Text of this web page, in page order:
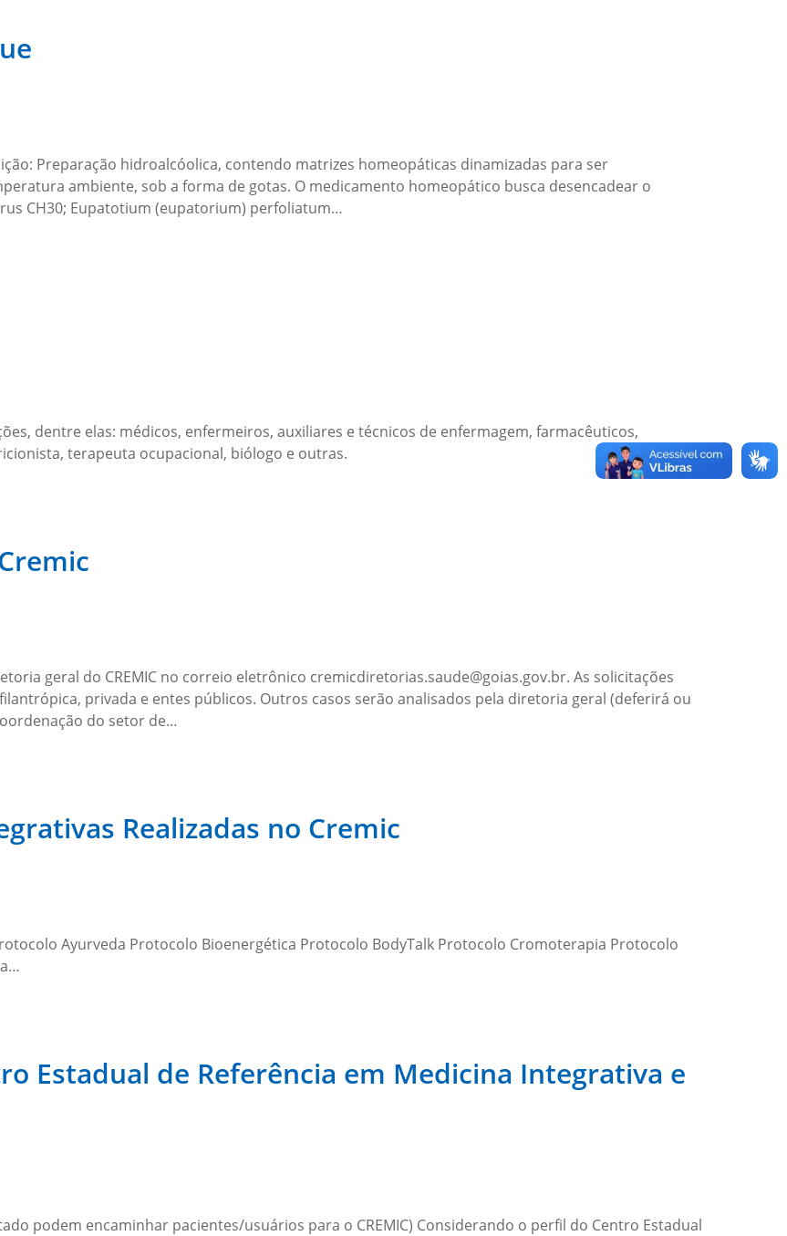
Preparação hidroalcóolica, contendo matrizes homeopáticas dinamizadas para ser
ambiente, sob a forma de gotas. O medicamento homeopático busca desencadear o
CH30; Eupatotium (eupatorium) perfoliatum…
dentre elas: médicos, enfermeiros, auxiliares e técnicos de enfermagem, farmacêuticos,
terapeuta ocupacional, biólogo e outras.
geral do CREMIC no correio eletrônico cremicdiretorias.saude@goias.gov.br. As solicitações
privada e entes públicos. Outros casos serão analisados pela diretoria geral (deferirá ou
do setor de…
Realizadas no Cremic
Ayurveda Protocolo Bioenergética Protocolo BodyTalk Protocolo Cromoterapia Protocolo
Estadual de Referência em Medicina Integrativa e
podem encaminhar pacientes/usuários para o CREMIC) Considerando o perfil do Centro Estadual